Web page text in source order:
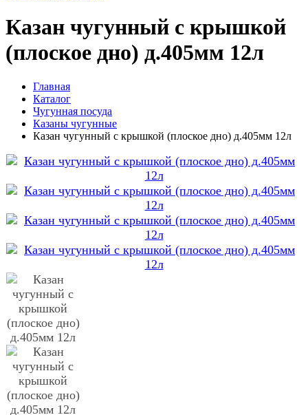
Казан чугунный с крышкой
(плоское дно) д.405мм 12л
Главная
Каталог
Чугунная посуда
Казаны чугунные
Казан чугунный с крышкой (плоское дно) д.405мм 12л